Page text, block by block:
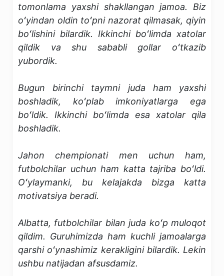
tomonlama yaxshi shakllangan jamoa. Biz
oʻyindan oldin toʻpni nazorat qilmasak, qiyin
boʻlishini bilardik. Ikkinchi boʻlimda xatolar
qildik va shu sababli gollar oʻtkazib
yubordik.
Bugun birinchi taymni juda ham yaxshi
boshladik, koʻplab imkoniyatlarga ega
boʻldik. Ikkinchi boʻlimda esa xatolar qila
boshladik.
Jahon chempionati men uchun ham,
futbolchilar uchun ham katta tajriba boʻldi.
Oʻylaymanki, bu kelajakda bizga katta
motivatsiya beradi.
Albatta, futbolchilar bilan juda koʻp muloqot
qildim. Guruhimizda ham kuchli jamoalarga
qarshi oʻynashimiz kerakligini bilardik. Lekin
ushbu natijadan afsusdamiz.